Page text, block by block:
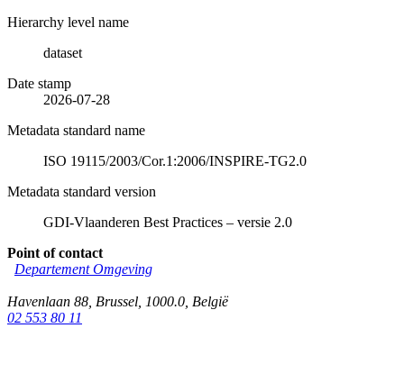
Hierarchy level name
dataset
Date stamp
2026-07-28
Metadata standard name
ISO 19115/2003/Cor.1:2006/INSPIRE-TG2.0
Metadata standard version
GDI-Vlaanderen Best Practices – versie 2.0
Point of contact
Departement Omgeving
Havenlaan 88 Brussel 1000.0 België
02 553 80 11